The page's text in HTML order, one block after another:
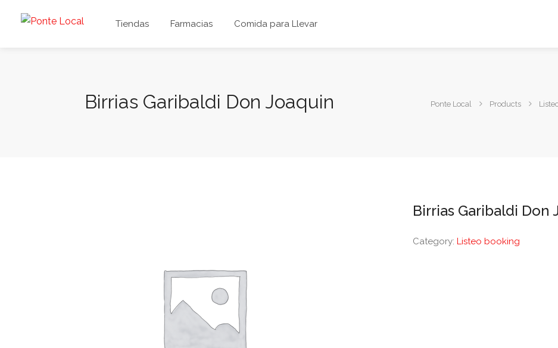
Tiendas Farmacias Comida para Llevar
Birrias Garibaldi Don Joaquin Ponte Local Products
Birrias Garibaldi Don
Category:Listeo booking